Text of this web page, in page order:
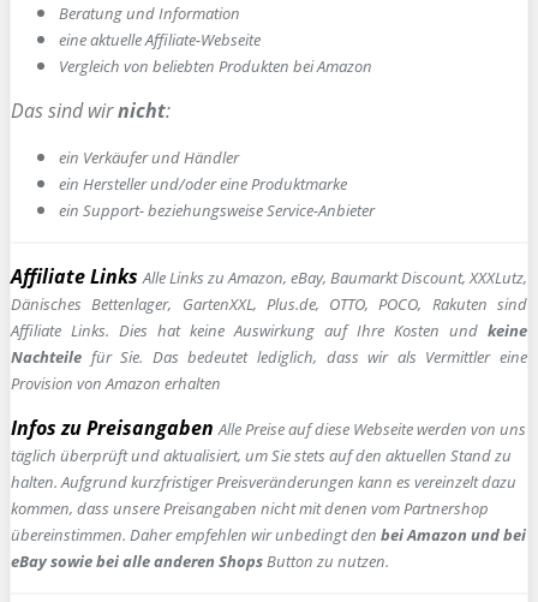
Beratung und Information
eine aktuelle Affiliate-Webseite
Vergleich von beliebten Produkten bei Amazon
Das sind wirnicht:
ein Verkäufer und Händler
ein Hersteller und/oder eine Produktmarke
ein Support- beziehungsweise Service-Anbieter
Affiliate Links Alle Links zu Amazon, eBay, Baumarkt Discount, XXXLutz,
Dänisches Bettenlager, GartenXXL, Plus.de, OTTO, POCO, Rakuten sind
Affiliate Links. Dies hat keine Auswirkung auf Ihre Kosten und keine
Nachteile für Sie. Das bedeutet lediglich, dass wir als Vermittler eine
Provision von Amazon erhalten
Infos zu Preisangaben Alle Preise auf diese Webseite werden von uns
täglich überprüft und aktualisiert, um Sie stets auf den aktuellen Stand zu
halten. Aufgrund kurzfristiger Preisveränderungen kann es vereinzelt dazu
kommen, dass unsere Preisangaben nicht mit denen vom Partnershop
übereinstimmen. Daher empfehlen wir unbedingt den bei Amazon und bei
eBay sowie bei alle anderen ShopsButton zu nutzen.